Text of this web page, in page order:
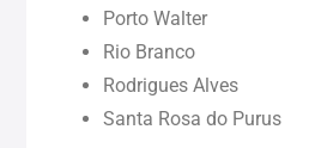
Rondônia (RO)
Roraima (RR)
Porto Walter
Rio Branco
Rodrigues Alves
Santa Rosa do Purus